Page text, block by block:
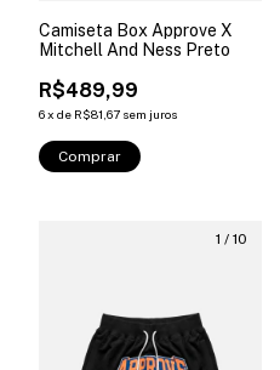
Camiseta Box Approve X
Mitchell And Ness Preto
R$489,99
6x de R$81,67 sem juros
Comprar
1 / 10